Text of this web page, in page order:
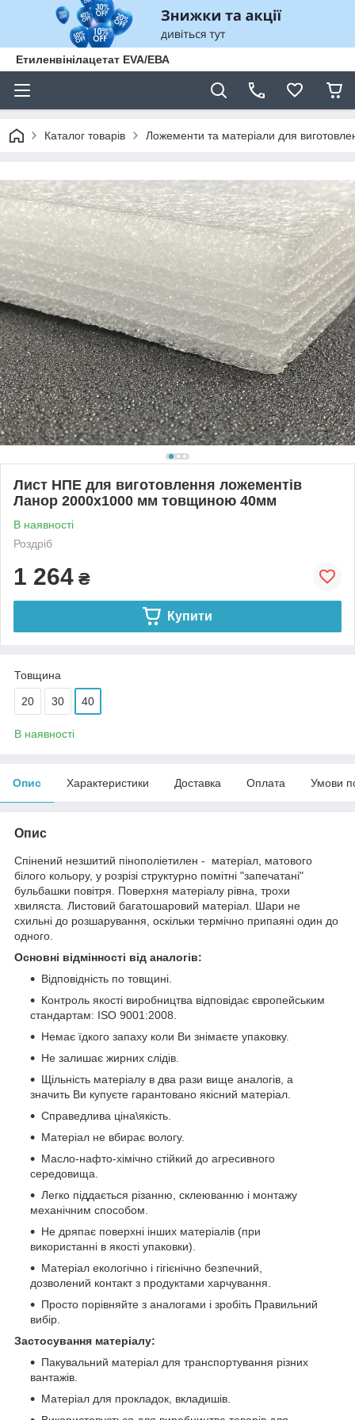
Етиленвінілацетат EVA/ЕВА
Каталог товарів Ложементи та матеріали для
Лист НПЕ для виготовлення ложементів
Ланор 2000х1000 мм товщиною 40мм
В наявності
Роздріб
1 264 ₴
Купити
Товщина
20 30 40
В наявності
Опис Характеристики Доставка Оплата Умови
Опис
Спінений незшитий пінополіетилен - матеріал, матового
білого кольору, у розрізі структурно помітні "запечатані"
бульбашки повітря. Поверхня матеріалу рівна, трохи
хвиляста. Листовий багатошаровий матеріал. Шари не
схильні до розшарування, оскільки термічно припаяні один до
одного.
Основні відмінності від аналогів:
Відповідність по товщині.
Контроль якості виробництва відповідає європейським
стандартам: ISO 9001:2008.
Немає їдкого запаху коли Ви знімаєте упаковку.
Не залишає жирних слідів.
Щільність матеріалу в два рази вище аналогів, а
значить Ви купуєте гарантовано якісний матеріал.
Справедлива ціна\якість.
Матеріал не вбирає вологу.
Масло-нафто-хімічно стійкий до агресивного
середовища.
Легко піддається різанню, склеюванню і монтажу
механічним способом.
Не дряпає поверхні інших матеріалів (при
використанні в якості упаковки).
Матеріал екологічно і гігієнічно безпечний,
дозволений контакт з продуктами харчування.
Просто порівняйте з аналогами і зробіть Правильний
вибір.
Застосування матеріалу:
Пакувальний матеріал для транспортування різних
вантажів.
Матеріал для прокладок, вкладишів.